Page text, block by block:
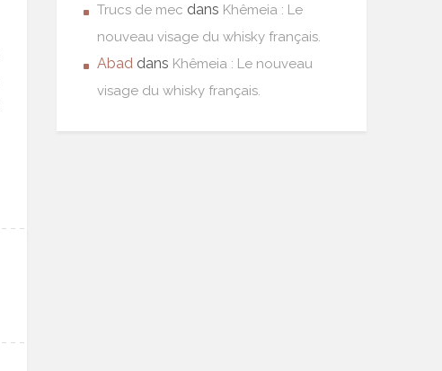
Trucs de mec dans Khêmeia : Le
nouveau visage du whisky français.
Abad dans Khêmeia : Le nouveau
visage du whisky français.